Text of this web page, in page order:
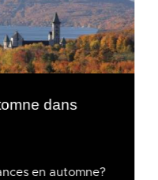
dans
en automne?